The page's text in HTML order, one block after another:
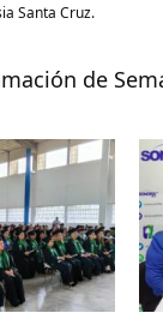
Santa Cruz.
de